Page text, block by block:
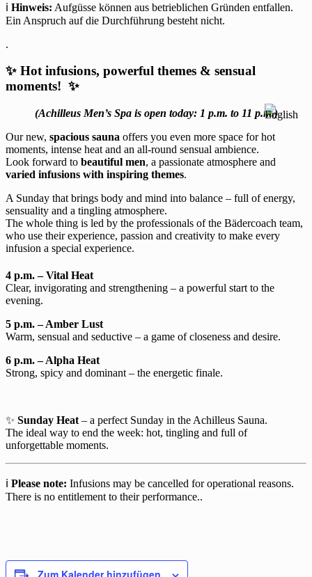
ℹ️ Hinweis: Aufgüsse können aus betrieblichen Gründen entfallen.
Ein Anspruch auf die Durchführung besteht nicht.
.
✨ Hot infusions, powerful themes & sensual
moments! ✨
(Achilleus Men’s Spa is open today: 1 p.m. to 11 p.m.)
Our new, spacious sauna offers you even more space for hot
moments, intense heat and an all-round sensual ambience.
Look forward to beautiful men, a passionate atmosphere and
varied infusions with inspiring themes.
A Sunday that brings body and mind into balance – full of energy,
sensuality and a tingling atmosphere.
The whole thing is led by the professionals of the Bädercoach team,
who use their experience, passion and creativity to make every
infusion a special experience.
4 p.m. – Vital Heat
Clear, invigorating and strengthening – a powerful start to the
evening.
5 p.m. – Amber Lust
Warm, sensual and seductive – a game of closeness and desire.
6 p.m. – Alpha Heat
Strong, spicy and dominant – the energetic finale.
✨ Sunday Heat – a perfect Sunday in the Achilleus Sauna.
The ideal way to end the week: hot, tingling and full of
unforgettable moments.
ℹ️ Please note: Infusions may be cancelled for operational reasons.
There is no entitlement to their performance..